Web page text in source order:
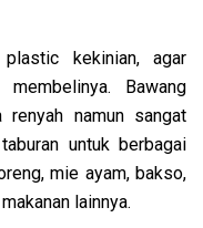
kekinian, agar
Bawang
namun sangat
untuk berbagai
mie ayam, bakso,
lainnya.